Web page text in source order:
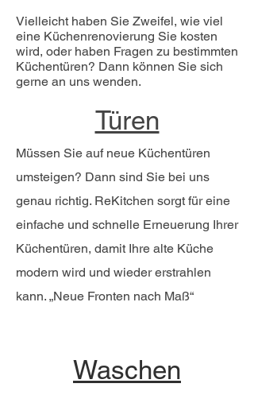
Vielleicht haben Sie Zweifel, wie viel
eine Küchenrenovierung Sie kosten
wird, oder haben Fragen zu bestimmten
Küchentüren? Dann können Sie sich
gerne an uns wenden.
Türen
Müssen Sie auf neue Küchentüren
umsteigen? Dann sind Sie bei uns
genau richtig. ReKitchen sorgt für eine
einfache und schnelle Erneuerung Ihrer
Küchentüren, damit Ihre alte Küche
modern wird und wieder erstrahlen
kann. „Neue Fronten nach Maß“
Waschen